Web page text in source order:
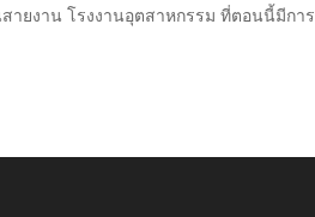
ายงาน โรงงานอุตสาหกรรม ที่ตอนนี้มีการ